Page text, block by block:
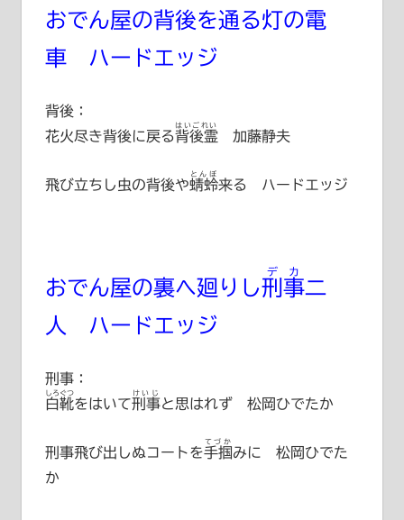
おでん屋の背後を通る灯の電
車 ハードエッジ
背後：
花火尽き背後に戻る背後霊
はいごれい
加藤静夫
飛び立ちし虫の背後や蜻蛉
とんぼ
来る ハードエッジ
おでん屋の裏へ廻りし刑事
デカ
二
人 ハードエッジ
刑事：
白靴
しろぐつ
をはいて刑事
けいじ
と思はれず 松岡ひでたか
刑事飛び出しぬコートを手掴
てづか
みに 松岡ひでた
か